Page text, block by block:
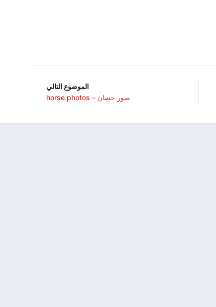
الموضوع التالي
صور حصان – horse photos